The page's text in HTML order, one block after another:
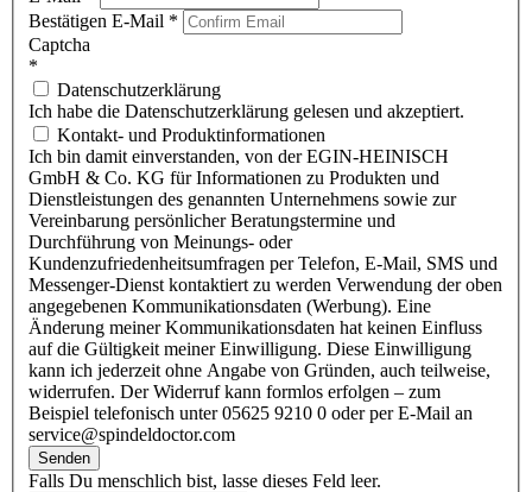
Bestätigen E-Mail *
Captcha
*
Datenschutzerklärung
Ich habe die Datenschutzerklärung gelesen und akzeptiert.
Kontakt- und Produktinformationen
Ich bin damit einverstanden, von der EGIN-HEINISCH
GmbH & Co. KG für Informationen zu Produkten und
Dienstleistungen des genannten Unternehmens sowie zur
Vereinbarung persönlicher Beratungstermine und
Durchführung von Meinungs- oder
Kundenzufriedenheitsumfragen per Telefon, E-Mail, SMS und
Messenger-Dienst kontaktiert zu werden Verwendung der oben
angegebenen Kommunikationsdaten (Werbung). Eine
Änderung meiner Kommunikationsdaten hat keinen Einfluss
auf die Gültigkeit meiner Einwilligung. Diese Einwilligung
kann ich jederzeit ohne Angabe von Gründen, auch teilweise,
widerrufen. Der Widerruf kann formlos erfolgen – zum
Beispiel telefonisch unter 05625 9210 0 oder per E-Mail an
service@spindeldoctor.com
Senden
Falls Du menschlich bist, lasse dieses Feld leer.